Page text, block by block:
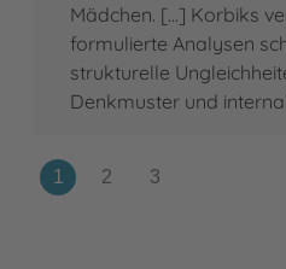
Mädchen. [...] Korbiks
formulierte Analysen
strukturelle
Denkmuster und